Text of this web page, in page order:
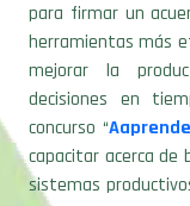
para firmar un
herramientas más
mejorar la
decisiones en
concurso “
capacitar acerca de
sistemas